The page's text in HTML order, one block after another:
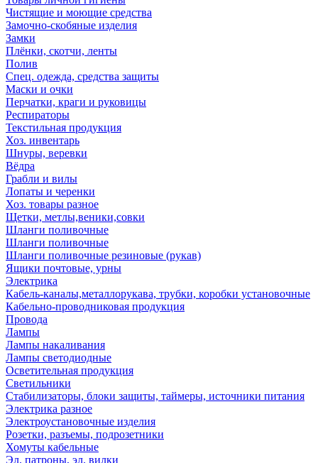
Чистящие и моющие средства
Замочно-скобяные изделия
Замки
Плёнки, скотчи, ленты
Полив
Спец. одежда, средства защиты
Маски и очки
Перчатки, краги и руковицы
Респираторы
Текстильная продукция
Хоз. инвентарь
Шнуры, веревки
Вёдра
Грабли и вилы
Лопаты и черенки
Хоз. товары разное
Щетки, метлы,веники,совки
Шланги поливочные
Шланги поливочные
Шланги поливочные резиновые (рукав)
Ящики почтовые, урны
Электрика
Кабель-каналы,металлорукава, трубки, коробки установочные
Кабельно-проводниковая продукция
Провода
Лампы
Лампы накаливания
Лампы светодиодные
Осветительная продукция
Светильники
Стабилизаторы, блоки защиты, таймеры, источники питания
Электрика разное
Электроустановочные изделия
Розетки, разъемы, подрозетники
Хомуты кабельные
Эл. патроны, эл. вилки